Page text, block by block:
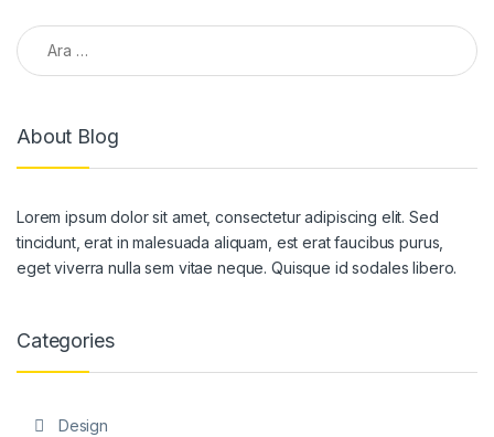
Arama:
About Blog
Lorem ipsum dolor sit amet, consectetur adipiscing elit. Sed
tincidunt, erat in malesuada aliquam, est erat faucibus purus,
eget viverra nulla sem vitae neque. Quisque id sodales libero.
Categories
Design